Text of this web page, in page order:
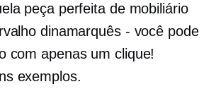
peça perfeita de mobiliário
dinamarquês - você pode
com apenas um clique!
exemplos.